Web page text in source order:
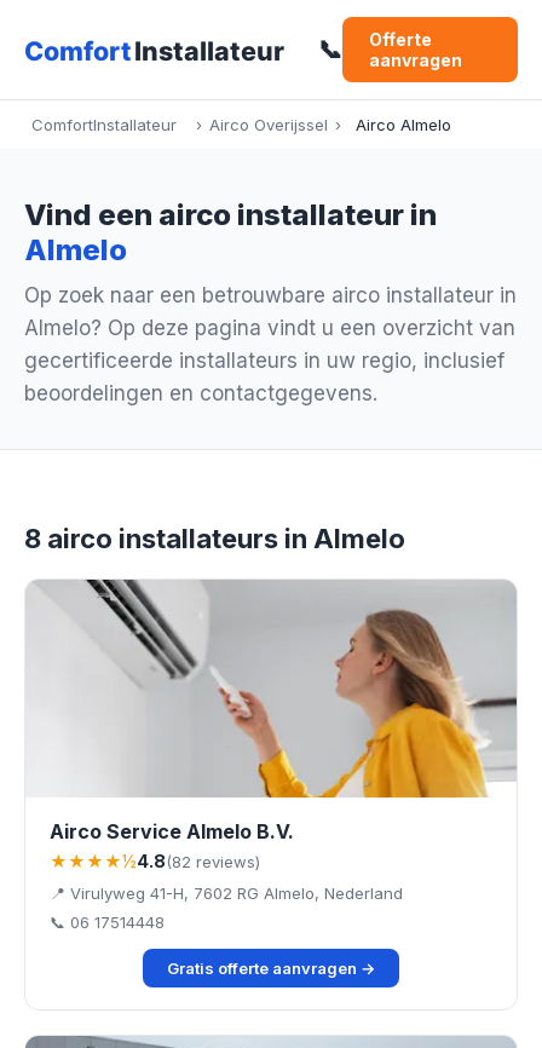
📞
Offerte
aanvragen
ComfortInstallateur › Airco Overijssel › Airco Almelo
Vind een airco installateur in
Almelo
Op zoek naar een betrouwbare airco installateur in
Almelo? Op deze pagina vindt u een overzicht van
gecertificeerde installateurs in uw regio, inclusief
beoordelingen en contactgegevens.
8 airco installateurs in Almelo
Airco Service Almelo B.V.
★★★★½4.8(82 reviews)
📍 Virulyweg 41-H, 7602 RG Almelo, Nederland
📞 06 17514448
Gratis offerte aanvragen →